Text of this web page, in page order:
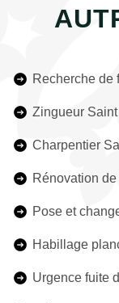
Recherche de
Zingueur
Charpentier
Rénovation
Pose et
Habillage
Urgence fuite